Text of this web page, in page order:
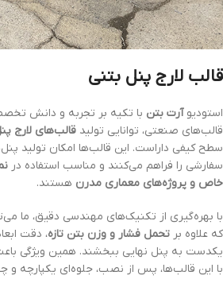
قالب لارج پنل بتنی
استودیوآرت بتن با تکیه بر تجربه و دانش
قالب‌های صنعتی، توانایی تولید قالب‌های لارج
سطح کیفی داراست. این قالب‌ها امکان تولید
سفارشی را فراهم می‌کنند و مناسب استفاده در
خاص و پروژه‌های معماری مدرن هستند.
با بهره‌گیری از تکنیک‌های مهندسی دقیق، ما
که علاوه بر تحمل فشار و وزن بتن تازه، دقت
یکدست به پنل نهایی ببخشند. همین ویژگی
با این قالب‌ها، پس از نصب، جلوه‌ای یکپارچه و